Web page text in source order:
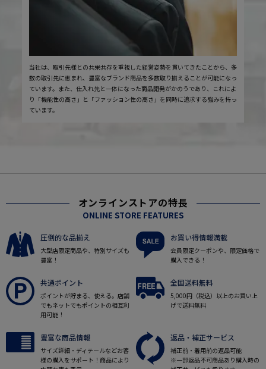
当社は、取引先様との共栄共存を重視した経営姿勢を貫いてきたことから、多
数の取引先に恵まれ、豊富なブランド商品を多数取り揃えることが可能になっ
ています。また、仕入れ先と一体になった商品開発がかのうであり、これによ
り「機能性の高さ」と「ファッション性の高さ」を同時に追求する強みを持っ
ています。
オンラインストアの特長
ONLINE STORE FEATURES
圧倒的な品揃え
大型店限定商品や、特別サイズも
豊富！
お買い得情報満載
会員限定クーポンや、限定価格で
購入できる！
共通ポイント
ポイントが貯まる、使える。店舗
でもネットでもポイントの相互利
用可能！
全国送料無料
5,000円（税込）以上のお買い上
げで送料無料
豊富な商品情報
サイズ詳細・ディテールなどお客
様の購入をサポート！商品により
返品・補正サービス
補正前・着用前の返品可能
※一部返品不可商品あり購入時の